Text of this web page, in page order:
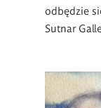
odbędzie
Sutnar